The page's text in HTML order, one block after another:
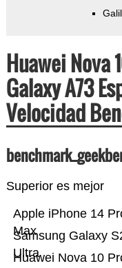
Huawei Nova
Galaxy A73
Velocidad
Superior es mejor
Huawei Nova 10
Samsung Galaxy
Ultra
Apple iPhone 14
Max